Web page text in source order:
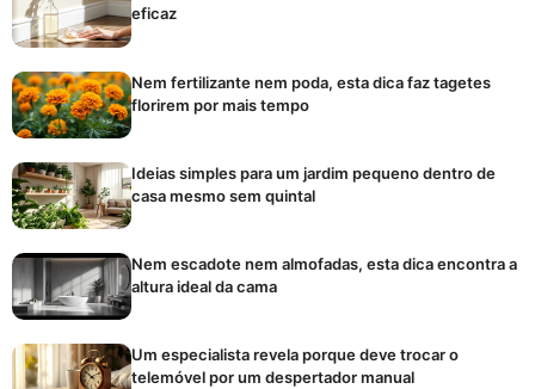
eficaz
Nem fertilizante nem poda, esta dica faz tagetes
florirem por mais tempo
Ideias simples para um jardim pequeno dentro de
casa mesmo sem quintal
Nem escadote nem almofadas, esta dica encontra a
altura ideal da cama
Um especialista revela porque deve trocar o
telemóvel por um despertador manual